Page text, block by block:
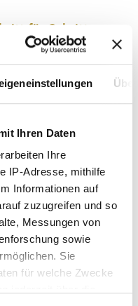
Ihren Daten
Ihre
IP-Adresse, mithilfe
Informationen auf
zuzugreifen und so
Messungen von
sowie
Sie
für welche Zwecke